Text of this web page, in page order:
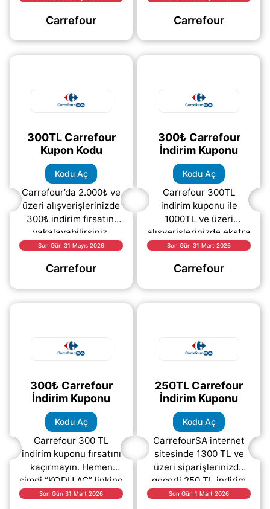
avantajlı hale
Carrefour
avantajlı hale getirerek
Carrefour
300TL Carrefour
Kupon Kodu
Kodu Aç
Carrefour’da 2.000₺ ve
üzeri alışverişlerinizde
300₺ indirim fırsatını
yakalayabilirsiniz.
Kampanya kapsamında
siparişlerde toplam
Son Gün 31 Mayıs 2026
Carrefour
300₺ Carrefour
İndirim Kuponu
Kodu Aç
Carrefour 300TL
indirim kuponu ile
1000TL ve üzeri
alışverişlerinizde ekstra
avantaj yakalayın!
linkine tıklayarak
Son Gün 31 Mart 2026
Carrefour
300₺ Carrefour
İndirim Kuponu
Kodu Aç
Carrefour 300 TL
indirim kuponu fırsatını
kaçırmayın. Hemen
şimdi “KODU AÇ” linkine
tıklayarak indirim
Son Gün 31 Mart 2026
250TL Carrefour
İndirim Kuponu
Kodu Aç
CarrefourSA internet
sitesinde 1300 TL ve
üzeri siparişlerinizde
geçerli 250 TL indirim
fırsatını kaçırmayın.
Son Gün 1 Mart 2026